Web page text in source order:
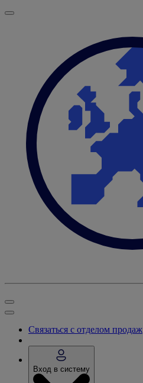
Связаться с отделом продаж
Вход в систему